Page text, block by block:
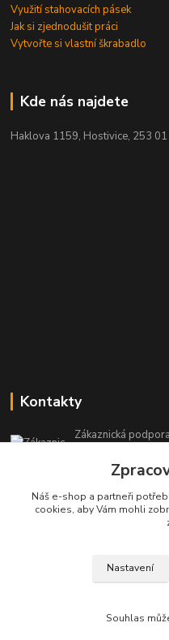
Využití stahovacích pásek
Jak si zjednodušit práci
Vytvořte si vlastní škrabadlo
Kde nás najdete
Haklova 1159, Hostivice, 253 01
Kontakty
Zákaznická podpora
(Po-Pá, 9-19 hod.)
info@infoproinfo.cz
Náš e-shop a partneři
cookies, aby Vám mohli
Nastavení
Souhlas